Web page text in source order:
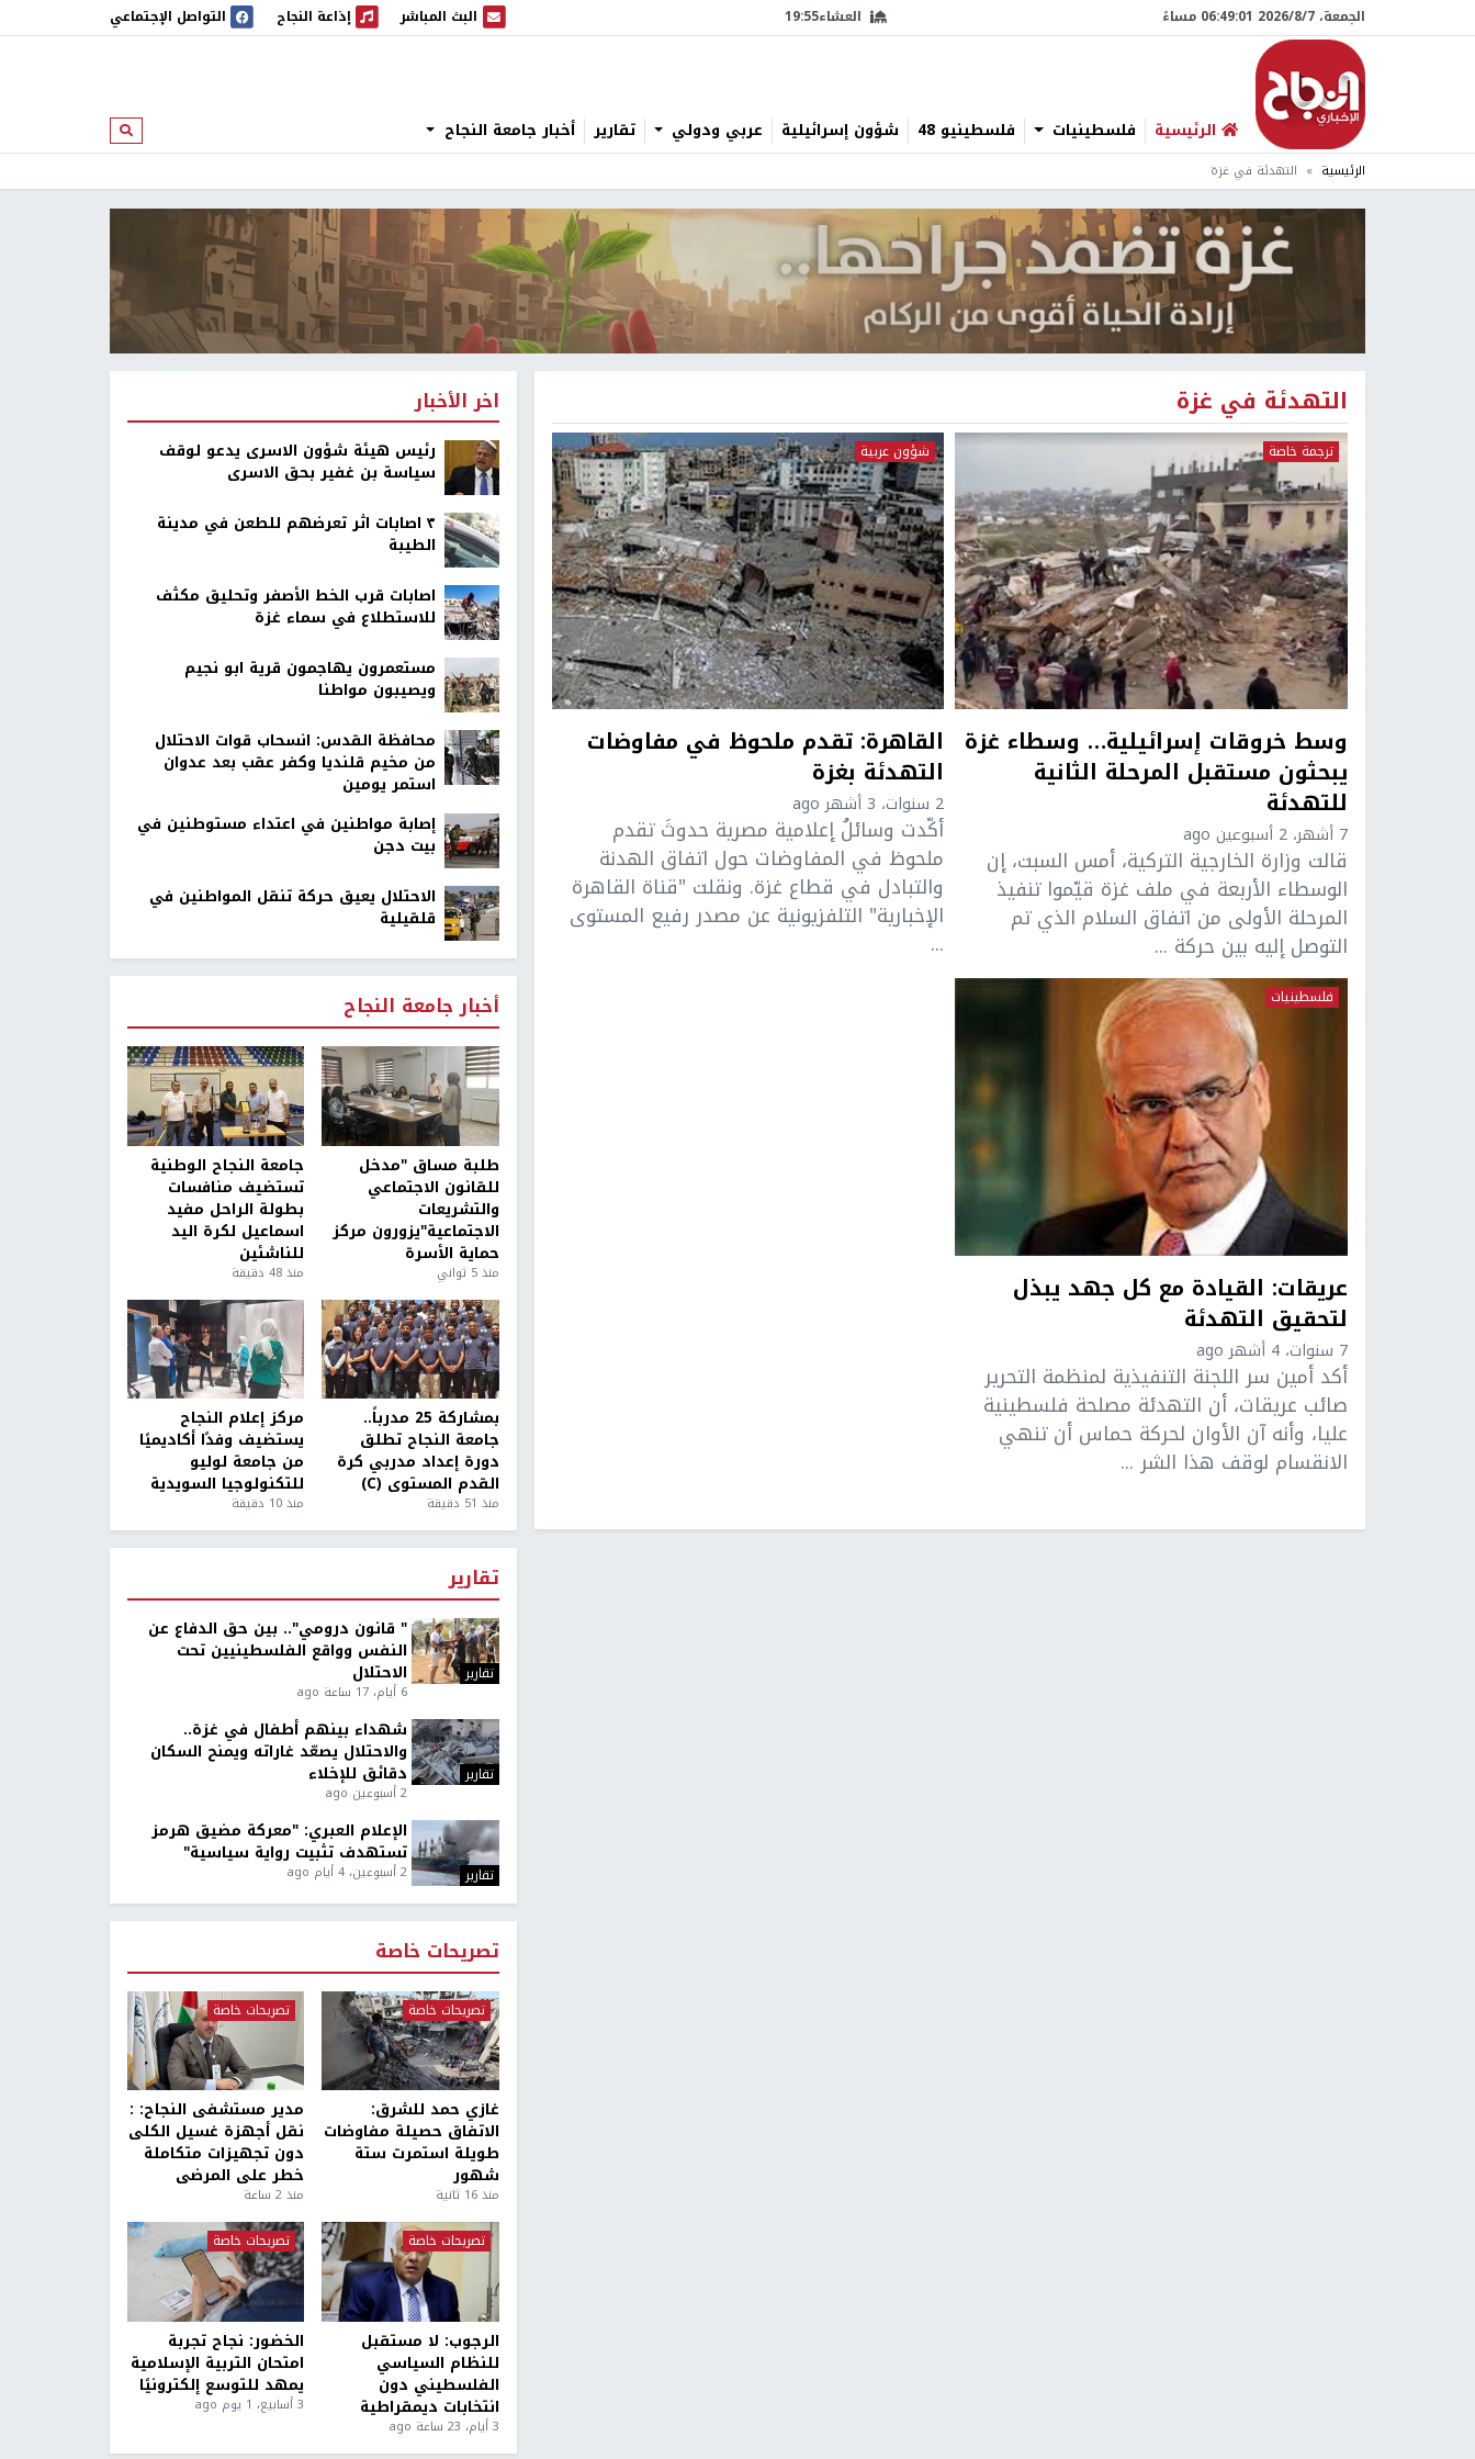
الجمعة، 7/‏8/‏2026 06:49:01 مساءً العشاء19:55 البث المباشر
البث المباشر إذاعة النجاح
إذاعة النجاح التواصل الإجتماعي
الرئيسية فلسطينيات فلسطينيو 48 شؤون إسرائيلية عربي ودولي تقارير أخبار جامعة النجاح ابحث
الرئيسية التهدئة في غزة
التهدئة في غزة
ترجمة خاصة
وسط خروقات إسرائيلية… وسطاء غزة
يبحثون مستقبل المرحلة الثانية
للتهدئة
7 أشهر، 2 أسبوعين ago
قالت وزارة الخارجية التركية، أمس السبت، إن
الوسطاء الأربعة في ملف غزة قيّموا تنفيذ
المرحلة الأولى من اتفاق السلام الذي تم
التوصل إليه بين حركة ...
شؤون عربية
القاهرة: تقدم ملحوظ في مفاوضات
التهدئة بغزة
2 سنوات، 3 أشهر ago
أكّدت وسائلُ إعلامية مصرية حدوثَ تقدم
ملحوظ في المفاوضات حول اتفاق الهدنة
والتبادل في قطاع غزة. ونقلت "قناة القاهرة
الإخبارية" التلفزيونية عن مصدر رفيع المستوى
...
فلسطينيات
عريقات: القيادة مع كل جهد يبذل
لتحقيق التهدئة
7 سنوات، 4 أشهر ago
أكد أمين سر اللجنة التنفيذية لمنظمة التحرير
صائب عريقات، أن التهدئة مصلحة فلسطينية
عليا، وأنه آن الأوان لحركة حماس أن تنهي
الانقسام لوقف هذا الشر ...
اخر الأخبار
رئيس هيئة شؤون الاسرى يدعو لوقف
سياسة بن غفير بحق الاسرى
٣ اصابات اثر تعرضهم للطعن في مدينة
الطيبة
اصابات قرب الخط الأصفر وتحليق مكثف
للاستطلاع في سماء غزة
مستعمرون يهاجمون قرية ابو نجيم
ويصيبون مواطنا
محافظة القدس: انسحاب قوات الاحتلال
من مخيم قلنديا وكفر عقب بعد عدوان
استمر يومين
إصابة مواطنين في اعتداء مستوطنين في
بيت دجن
الاحتلال يعيق حركة تنقل المواطنين في
قلقيلية
أخبار جامعة النجاح
طلبة مساق "مدخل
للقانون الاجتماعي
والتشريعات
الاجتماعية"يزورون مركز
حماية الأسرة
منذ 5 ثواني
جامعة النجاح الوطنية
تستضيف منافسات
بطولة الراحل مفيد
اسماعيل لكرة اليد
للناشئين
منذ 48 دقيقة
بمشاركة 25 مدرباً..
جامعة النجاح تطلق
دورة إعداد مدربي كرة
القدم المستوى (C)
منذ 51 دقيقة
مركز إعلام النجاح
يستضيف وفدًا أكاديميًا
من جامعة لوليو
للتكنولوجيا السويدية
منذ 10 دقيقة
تقارير
تقارير
" قانون درومي".. بين حق الدفاع عن
النفس وواقع الفلسطينيين تحت
الاحتلال
6 أيام، 17 ساعة ago
تقارير
شهداء بينهم أطفال في غزة..
والاحتلال يصعّد غاراته ويمنح السكان
دقائق للإخلاء
2 أسبوعين ago
تقارير
الإعلام العبري: "معركة مضيق هرمز
تستهدف تثبيت رواية سياسية"
2 أسبوعين، 4 أيام ago
تصريحات خاصة
تصريحات خاصة
غازي حمد للشرق:
الاتفاق حصيلة مفاوضات
طويلة استمرت ستة
شهور
منذ 16 ثانية
تصريحات خاصة
مدير مستشفى النجاح: :
نقل أجهزة غسيل الكلى
دون تجهيزات متكاملة
خطر على المرضى
منذ 2 ساعة
تصريحات خاصة
الرجوب: لا مستقبل
للنظام السياسي
الفلسطيني دون
انتخابات ديمقراطية
3 أيام، 23 ساعة ago
تصريحات خاصة
الخضور: نجاح تجربة
امتحان التربية الإسلامية
يمهد للتوسع إلكترونيًا
3 أسابيع، 1 يوم ago